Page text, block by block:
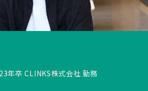
年卒 CLINKS株式会社 勤務